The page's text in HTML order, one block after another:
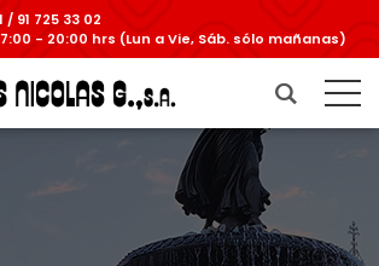
/ 91 725 33 02
- 20:00 hrs (Lun a Vie, Sáb. sólo mañanas)